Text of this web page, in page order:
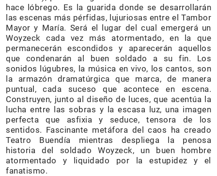
hace lóbrego. Es la guarida donde se desarrollarán
las escenas más pérfidas, lujuriosas entre el Tambor
Mayor y María. Será el lugar del cual emergerá un
Woyzeck cada vez más atormentado, en la que
permanecerán escondidos y aparecerán aquellos
que condenarán al buen soldado a su fin. Los
sonidos lúgubres, la música en vivo, los cantos, son
la armazón dramatúrgica que marca, de manera
puntual, cada suceso que acontece en escena.
Construyen, junto al diseño de luces, que acentúa la
lucha entre las sobras y la escasa luz, una imagen
perfecta que asfixia y seduce, tensora de los
sentidos. Fascinante metáfora del caos ha creado
Teatro Buendía mientras despliega la penosa
historia del soldado Woyzeck, un buen hombre
atormentado y liquidado por la estupidez y el
fanatismo.